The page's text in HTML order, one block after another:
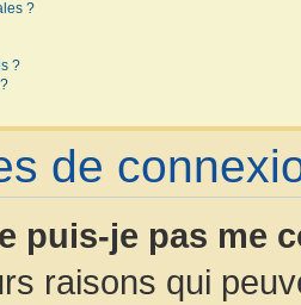
?
?
de
puis-je pas me
raisons qui